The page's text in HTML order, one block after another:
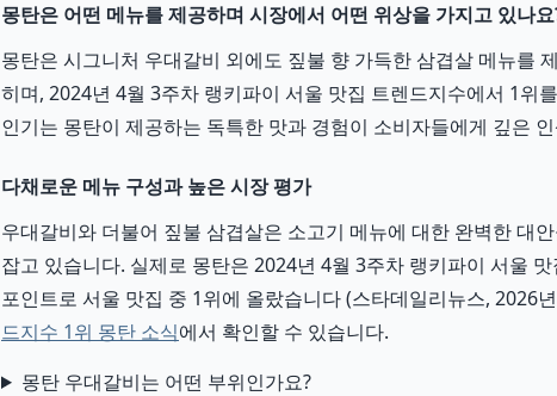
몽탄은 어떤 메뉴를 제공하며 시장에서 어떤 위상을 가지고 있나
몽탄은 시그니처 우대갈비 외에도 짚불 향 가득한 삼겹살 메뉴를
히며, 2024년 4월 3주차 랭키파이 서울 맛집 트렌드지수에서 1위
인기는 몽탄이 제공하는 독특한 맛과 경험이 소비자들에게 깊은
다채로운 메뉴 구성과 높은 시장 평가
우대갈비와 더불어 짚불 삼겹살은 소고기 메뉴에 대한 완벽한 대
잡고 있습니다. 실제로 몽탄은 2024년 4월 3주차 랭키파이 서울
포인트로 서울 맛집 중 1위에 올랐습니다 (스타데일리뉴스, 2026
드지수 1위 몽탄 소식에서 확인할 수 있습니다.
몽탄 우대갈비는 어떤 부위인가요?